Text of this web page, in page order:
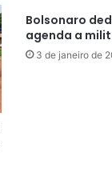
Bolsonaro
agenda a
3 de janeiro de